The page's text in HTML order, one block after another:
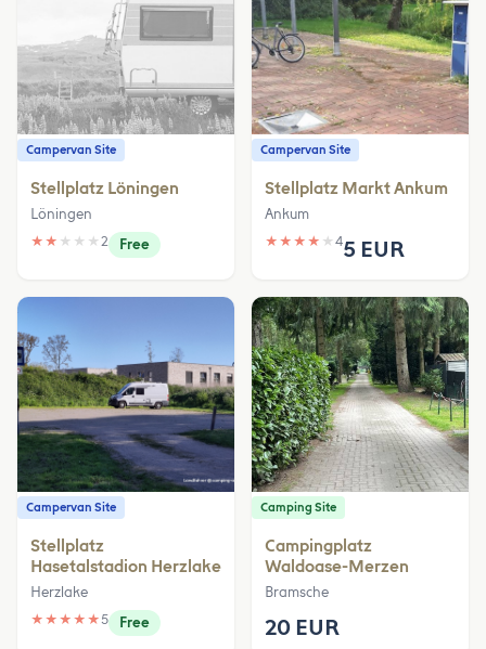
Campervan Site
Stellplatz Löningen
Löningen
★ ★ ★ ★ ★ 2 Free
Campervan Site
Stellplatz Markt Ankum
Ankum
★ ★ ★ ★ ★ 45 EUR
Campervan Site
Stellplatz
Hasetalstadion Herzlake
Herzlake
★ ★ ★ ★ ★5 Free
Camping Site
Campingplatz
Waldoase-Merzen
Bramsche
20 EUR